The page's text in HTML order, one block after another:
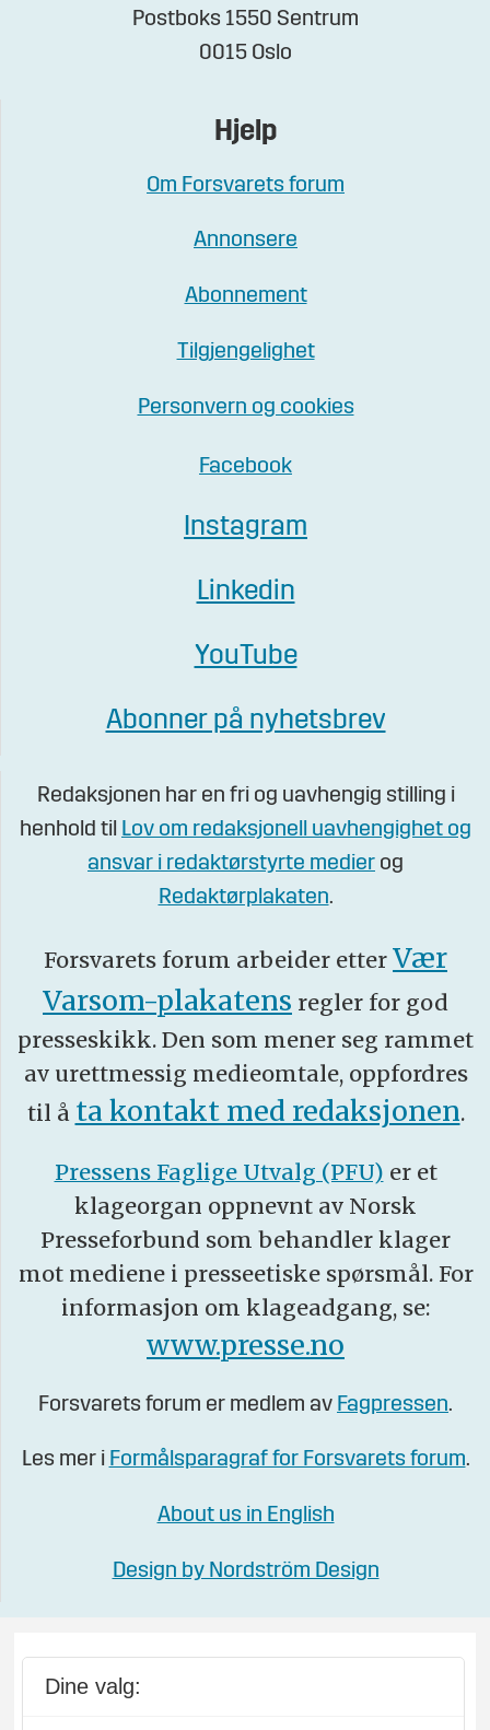
Postboks 1550 Sentrum
0015 Oslo
Hjelp
Om Forsvarets forum
Annonsere
Abonnement
Tilgjengelighet
Personvern og cookies
Facebook
Instagram
Linkedin
YouTube
Abonner på nyhetsbrev
Redaksjonen har en fri og uavhengig stilling i
henhold til Lov om redaksjonell uavhengighet og
ansvar i redaktørstyrte medier og
Redaktørplakaten.
Forsvarets forum arbeider etter Vær
Varsom-plakatens regler for god
presseskikk. Den som mener seg rammet
av urettmessig medieomtale, oppfordres
til å ta kontakt med redaksjonen.
Pressens Faglige Utvalg (PFU) er et
klageorgan oppnevnt av Norsk
Presseforbund som behandler klager
mot mediene i presseetiske spørsmål. For
informasjon om klageadgang, se:
www.presse.no
Forsvarets forum er medlem av Fagpressen.
Les mer i Formålsparagraf for Forsvarets forum.
About us in English
Design by Nordström Design
Dine valg: